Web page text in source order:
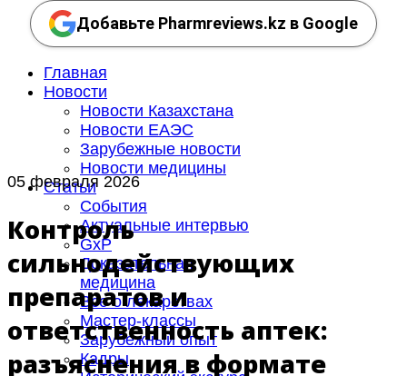
Добавьте Pharmreviews.kz в Google
Главная
Новости
Новости Казахстана
Новости ЕАЭС
Зарубежные новости
Новости медицины
Статьи
События
Актуальные интервью
GxP
Доказательная
медицина
Все о лекарствах
Мастер-классы
Зарубежный опыт
Кадры
05 февраля 2026
Контроль
сильнодействующих
препаратов и
ответственность аптек:
разъяснения в формате